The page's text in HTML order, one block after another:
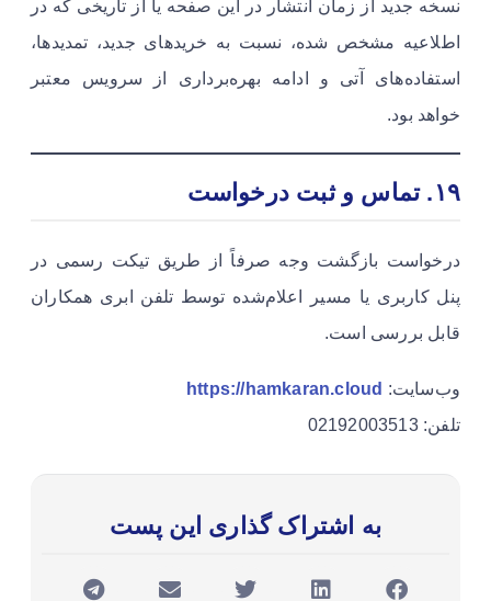
نسخه جدید از زمان انتشار در این صفحه یا از تاریخی که در
اطلاعیه مشخص شده، نسبت به خریدهای جدید، تمدیدها،
استفاده‌های آتی و ادامه بهره‌برداری از سرویس معتبر
خواهد بود.
۱۹. تماس و ثبت درخواست
درخواست بازگشت وجه صرفاً از طریق تیکت رسمی در
پنل کاربری یا مسیر اعلام‌شده توسط تلفن ابری همکاران
قابل بررسی است.
وب‌سایت: https://hamkaran.cloud
تلفن: 02192003513
به اشتراک گذاری این پست